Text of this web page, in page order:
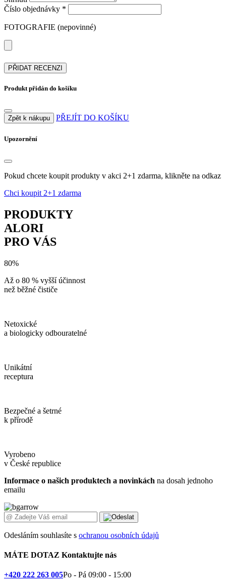
Číslo objednávky *
FOTOGRAFIE (nepovinné)
PŘIDAT RECENZI
Produkt přidán do košíku
Zpět k nákupu PŘEJÍT DO KOŠÍKU
Upozornění
Pokud chcete koupit produkty v akci 2+1 zdarma, klikněte na odkaz
Chci koupit 2+1 zdarma
PRODUKTY
ALORI
PRO VÁS
80%
Až o 80 % vyšší účinnost
než běžné čističe
Netoxické
a biologicky odbouratelné
Unikátní
receptura
Bezpečné a šetrné
k přírodě
Vyrobeno
v České republice
Informace o našich produktech a novinkách na dosah jednoho
emailu
Odesláním souhlasíte s ochranou osobních údajů
MÁTE DOTAZ Kontaktujte nás
+420 222 263 005Po - Pá 09:00 - 15:00